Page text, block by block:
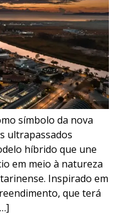
símbolo da nova
ultrapassados
híbrido que une
em meio à natureza
Inspirado em
que terá